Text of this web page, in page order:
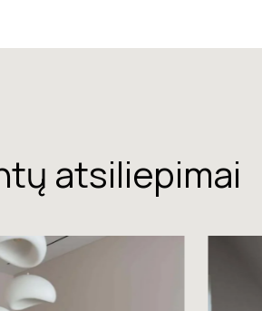
atsiliepimai